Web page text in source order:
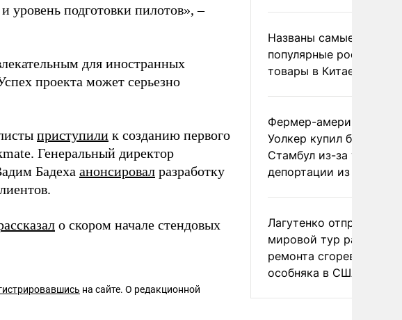
уровень подготовки пилотов», –
для иностранных
проекта может серьезно
приступили к созданию первого
Генеральный директор
Бадеха анонсировал разработку
о скором начале стендовых
на сайте. О редакционной
Названы самые
популярные российские
товары в Китае
Фермер-американец
Уолкер купил билет в
Стамбул из-за угрозы
депортации из России
Лагутенко отправился в
мировой тур ради
ремонта сгоревшего
особняка в США